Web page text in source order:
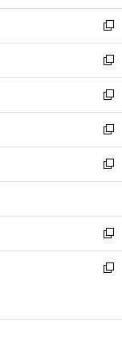
開
く
ウ
で
開
く
ン
ド
ウ
で
開
く
ウ
ィ
ン
ド
ウ
で
開
く
新
し
い
ウ
ィ
ン
ド
ウ
で
開
新
し
い
ウ
ィ
ン
ド
ウ
開
く
新
し
い
ウ
ィ
ン
ウ
で
開
く
新
し
い
ウ
ン
ド
ウ
で
新
し
ウ
ィ
ン
ド
開
新
し
い
ン
新
ウ